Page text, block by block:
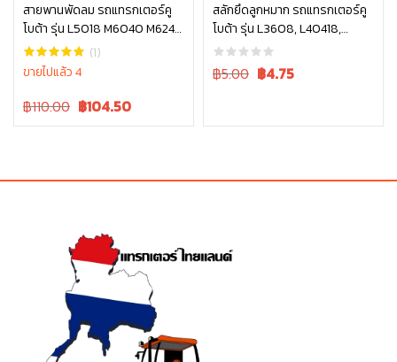
สายพานพัดลม รถแทรกเตอร์คู
โบต้า รุ่น L5018 M6040 M6240
TC803-97010
(1)
ขายไปแล้ว 4
Original
฿110.00 Current
฿104.50
หยิบใส่ตะกร้า
สลักยึดลูกหมาก รถแทรกเตอร์คู
โบต้า รุ่น L3608, L40418,
L4708, L5018 รุ่น L ทุกรุ่น
05511-50328
Original
฿5.00 Current
฿4.75
หยิบใส่ตะกร้า